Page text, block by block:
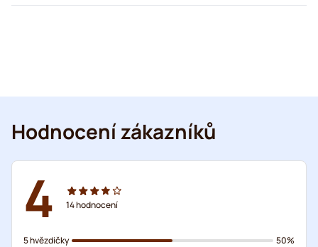
Hodnocení zákazníků
4 14hodnocení
5 hvězdičky
50%